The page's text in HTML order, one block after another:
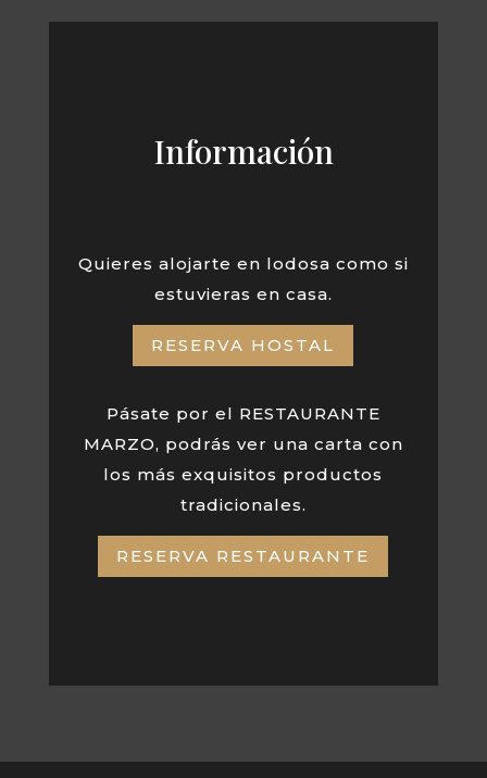
Información
Quieres alojarte en lodosa como si
estuvieras en casa.
RESERVA HOSTAL
Pásate por el RESTAURANTE
MARZO, podrás ver una carta con
los más exquisitos productos
tradicionales.
RESERVA RESTAURANTE